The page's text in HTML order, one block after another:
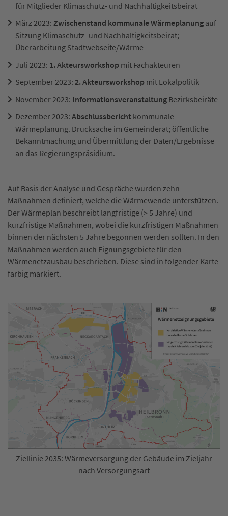
für Mitglieder Klimaschutz- und Nachhaltigkeitsbeirat
März 2023: Zwischenstand kommunale Wärmeplanung auf
Sitzung Klimaschutz- und Nachhaltigkeitsbeirat;
Überarbeitung Stadtwebseite/Wärme
Juli 2023: 1. Akteursworkshop mit Fachakteuren
September 2023: 2. Akteursworkshop mit Lokalpolitik
November 2023: Informationsveranstaltung Bezirksbeiräte
Dezember 2023: Abschlussbericht kommunale
Wärmeplanung. Drucksache im Gemeinderat; öffentliche
Bekanntmachung und Übermittlung der Daten/Ergebnisse
an das Regierungspräsidium.
Auf Basis der Analyse und Gespräche wurden zehn
Maßnahmen definiert, welche die Wärmewende unterstützen.
Der Wärmeplan beschreibt langfristige (> 5 Jahre) und
kurzfristige Maßnahmen, wobei die kurzfristigen Maßnahmen
binnen der nächsten 5 Jahre begonnen werden sollten. In den
Maßnahmen werden auch Eignungsgebiete für den
Wärmenetzausbau beschrieben. Diese sind in folgender Karte
farbig markiert.
Ziellinie 2035: Wärmeversorgung der Gebäude im Zieljahr
nach Versorgungsart